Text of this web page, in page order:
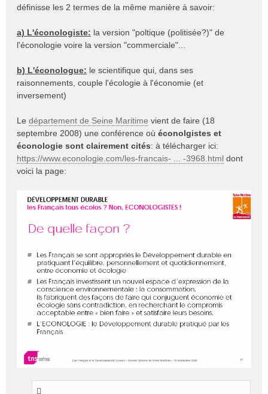
n
u
définisse les 2 termes de la même manière à savoir:
a) L'éconologiste: la version "poltique (politisée?)" de
l'éconologie voire la version "commerciale"...
b) L'éconologue: le scientifique qui, dans ses
raisonnements, couple l'écologie à l'économie (et
inversement)
Le département de Seine Maritime vient de faire (18
septembre 2008) une conférence où éconolgistes et
éconologie sont clairement cités: à télécharger ici:
https://www.econologie.com/les-francais- ... -3968.html dont
voici la page: